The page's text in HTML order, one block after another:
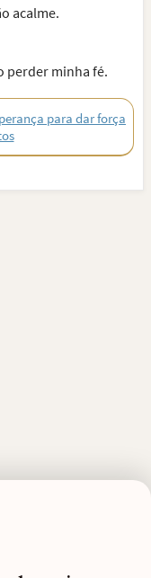
acalme.
perder minha fé.
para dar força